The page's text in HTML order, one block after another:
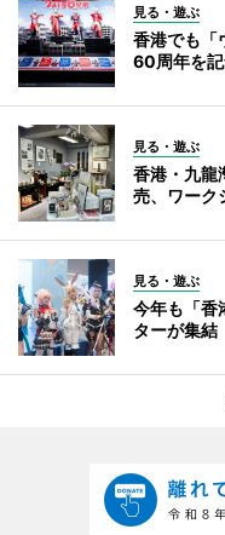
見る・遊ぶ
香港でも
60周年を
見る・遊ぶ
香港・九
売、ワーク
見る・遊ぶ
今年も「
ターが集結